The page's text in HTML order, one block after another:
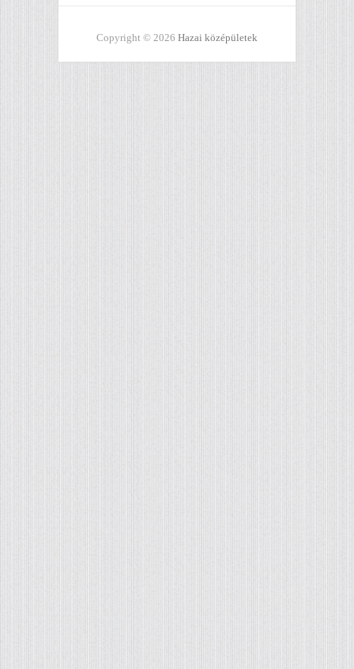
Copyright © 2026 Hazai középületek